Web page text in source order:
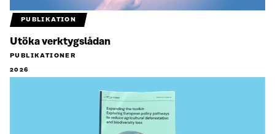
PUBLIKATION
Utöka verktygslådan
PUBLIKATIONER
2026